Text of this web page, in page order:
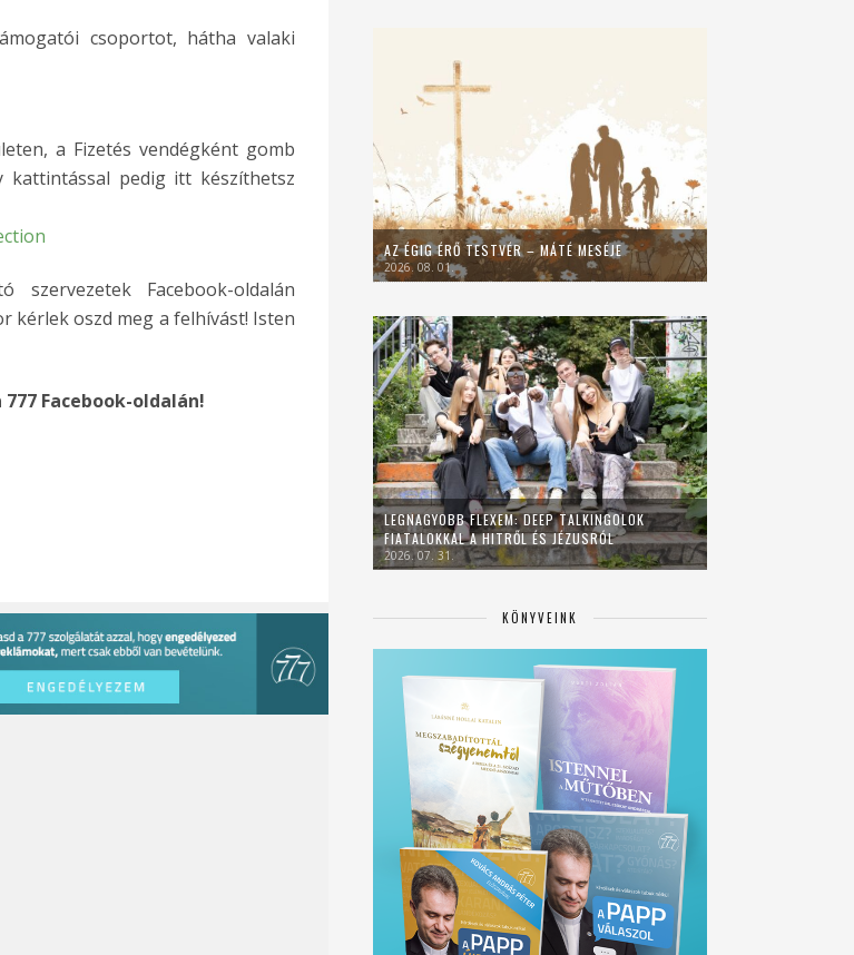
csoportot, hátha valaki
a Fizetés vendégként gomb
kattintással pedig itt készíthetsz
Facebook-oldalán
kérlek oszd meg a felhívást! Isten
777 Facebook-oldalán!
AZ ÉGIG ÉRŐ TESTVÉR – MÁTÉ MESÉJE
2026. 08. 01.
LEGNAGYOBB FLEXEM: DEEP TALKINGOLOK
FIATALOKKAL A HITRŐL ÉS JÉZUSRÓL
2026. 07. 31.
KÖNYVEINK